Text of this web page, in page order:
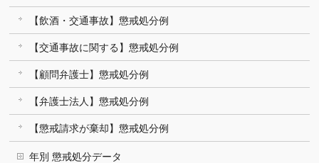
【飲酒・交通事故】懲戒処分例
【交通事故に関する】懲戒処分例
【顧問弁護士】懲戒処分例
【弁護士法人】懲戒処分例
【懲戒請求が棄却】懲戒処分例
年別 懲戒処分データ